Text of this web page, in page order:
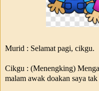
Murid : Selamat pagi, cikgu.
Cikgu : (Menengking)
malam awak doakan saya tak